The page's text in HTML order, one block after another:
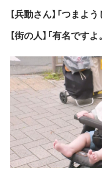
【兵動さん】「つまよ
【街の人】「有名です